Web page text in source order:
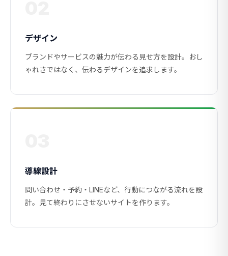
デザイン
ブランドやサービスの魅力が伝わる見せ方を設計。おし
ゃれさではなく、伝わるデザインを追求します。
導線設計
問い合わせ・予約・LINEなど、行動につながる流れを設
計。見て終わりにさせないサイトを作ります。